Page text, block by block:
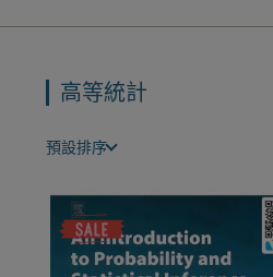
高等統計
預設排序